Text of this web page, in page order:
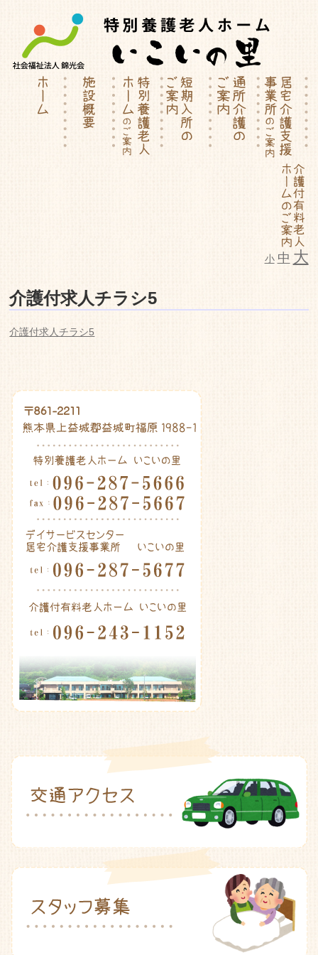
小 中 大
特別養護老人ホーム | 介護付有料
老人ホーム いこいの里
介護付求人チラシ5
介護付求人チラシ5